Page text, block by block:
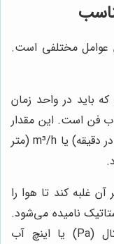
عوامل مختلفی است.
باید در واحد زمان
فن است. این مقدار
معمولاً بر حسب CFM (فوت مکعب در دقیقه) یا m³/h (متر
غلبه کند تا هوا را
نامیده می‌شود.
این مقدار معمولاً بر حسب پاسکال (Pa) یا اینچ آب